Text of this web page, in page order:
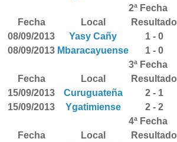
2ª Fecha
Fecha
Local Resultado
08/09/2013
Yasy Cañy 1 - 0
08/09/2013 Mbaracayuense 1 - 0
3ª Fecha
Fecha
Local Resultado
15/09/2013
Curuguateña 2 - 1
15/09/2013
Ygatimiense 2 - 2
4ª Fecha
Fecha
Local Resultado